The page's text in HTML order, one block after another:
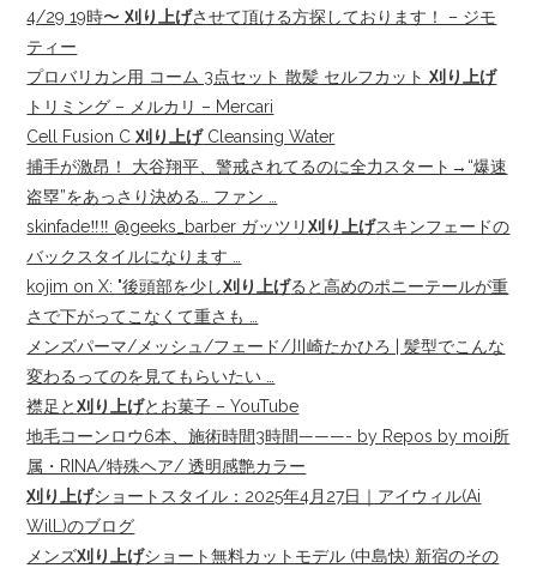
4/29 19時〜刈り上げさせて頂ける方探しております！ – ジモ
ティー
プロバリカン用 コーム 3点セット 散髪 セルフカット刈り上げ
トリミング – メルカリ – Mercari
Cell Fusion C刈り上げCleansing Water
捕手が激昂！ 大谷翔平、警戒されてるのに全力スタート→“爆速
盗塁”をあっさり決める… ファン …
skinfade‼︎‼︎ @geeks_barber ガッツリ刈り上げスキンフェードの
バックスタイルになります …
kojim on X: "後頭部を少し刈り上げると高めのポニーテールが重
さで下がってこなくて重さも …
メンズパーマ/メッシュ/フェード/川崎たかひろ | 髪型でこんな
変わるってのを見てもらいたい …
襟足と刈り上げとお菓子 – YouTube
地毛コーンロウ6本、施術時間3時間———- by Repos by moi所
属・RINA/特殊ヘア/ 透明感艶カラー
刈り上げショートスタイル：2025年4月27日｜アイウィル(Ai
WilL)のブログ
メンズ刈り上げショート無料カットモデル (中島快) 新宿のその